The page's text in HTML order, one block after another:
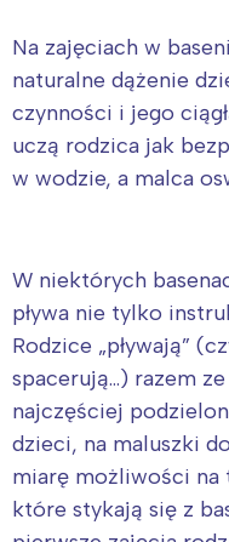
Na zajęciach w
naturalne dążenie
czynności i jego
uczą rodzica jak
w wodzie, a malca
W niektórych
pływa nie tylko
Rodzice „pływają”
spacerują…) razem
najczęściej
dzieci, na maluszki
miarę możliwości na
które stykają się z